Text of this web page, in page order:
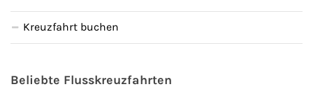
Kreuzfahrt buchen
Beliebte Flusskreuzfahrten